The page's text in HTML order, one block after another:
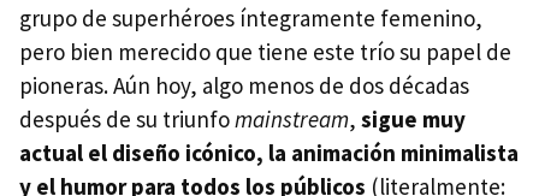
grupo de superhéroes íntegramente femenino,
pero bien merecido que tiene este trío su papel de
pioneras. Aún hoy, algo menos de dos décadas
después de su triunfomainstream, sigue muy
actual el diseño icónico, la animación minimalista
y el humor para todos los públicos (literalmente: